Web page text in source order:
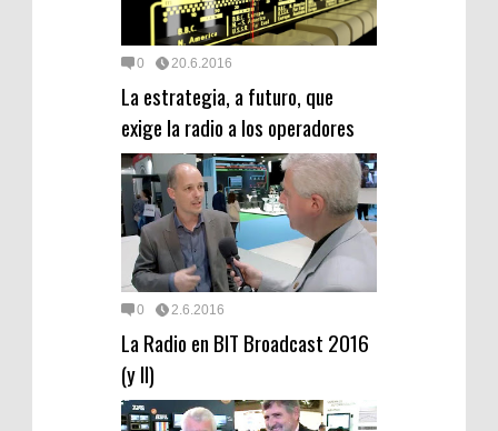
0 20.6.2016
La estrategia, a futuro, que
exige la radio a los operadores
0 2.6.2016
La Radio en BIT Broadcast 2016
(y II)